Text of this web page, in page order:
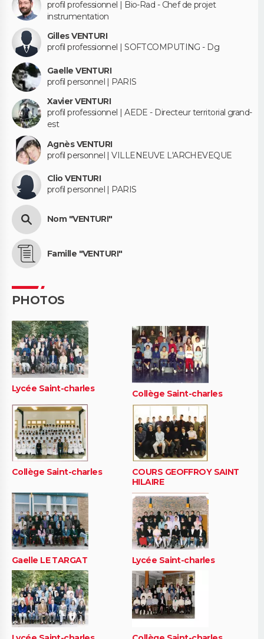
profil professionnel | Bio-Rad - Chef de projet
instrumentation
Gilles VENTURI
profil professionnel | SOFTCOMPUTING - Dg
Gaelle VENTURI
profil personnel | PARIS
Xavier VENTURI
profil professionnel | AEDE - Directeur territorial grand-
est
Agnès VENTURI
profil personnel | VILLENEUVE L'ARCHEVEQUE
Clio VENTURI
profil personnel | PARIS
Nom "VENTURI"
Famille "VENTURI"
PHOTOS
Lycée Saint-charles Collège Saint-charles
Collège Saint-charles
COURS GEOFFROY SAINT
HILAIRE
Gaelle LE TARGAT Lycée Saint-charles